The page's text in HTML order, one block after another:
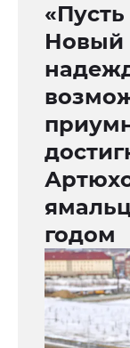
Новый
годом